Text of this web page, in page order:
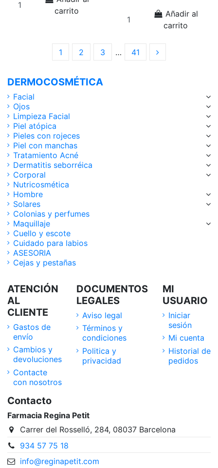
carrito
Añadir al
carrito
1 2 3 … 41
DERMOCOSMÉTICA
Facial
Ojos
Limpieza Facial
Piel atópica
Pieles con rojeces
Piel con manchas
Tratamiento Acné
Dermatitis seborréica
Corporal
Nutricosmética
Hombre
Solares
Colonias y perfumes
Maquillaje
Cuello y escote
Cuidado para labios
ASESORIA
Cejas y pestañas
ATENCIÓN
AL
CLIENTE
Gastos de
envío
Cambios y
devoluciones
Contacte
con nosotros
DOCUMENTOS
LEGALES
Aviso legal
Términos y
condiciones
Politica y
privacidad
MI
USUARIO
Iniciar
sesión
Mi cuenta
Historial de
pedidos
Contacto
Farmacia Regina Petit
Carrer del Rosselló, 284, 08037 Barcelona
934 57 75 18
info@reginapetit.com